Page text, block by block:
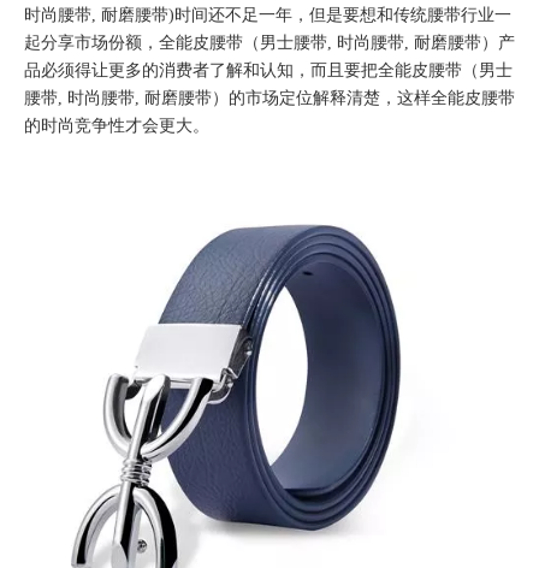
时尚腰带, 耐磨腰带)时间还不足一年，但是要想和传统腰带行业一
起分享市场份额，全能皮腰带（男士腰带, 时尚腰带, 耐磨腰带）产
品必须得让更多的消费者了解和认知，而且要把全能皮腰带（男士
腰带, 时尚腰带, 耐磨腰带）的市场定位解释清楚，这样全能皮腰带
的时尚竞争性才会更大。